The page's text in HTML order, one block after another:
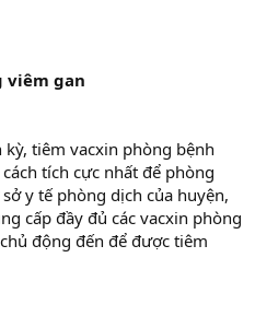
viêm gan
tiêm vacxin phòng bệnh
tích cực nhất để phòng
y tế phòng dịch của huyện,
cấp đầy đủ các vacxin phòng
động đến để được tiêm